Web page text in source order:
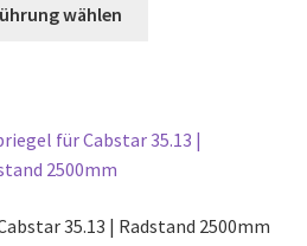
wählen
auf.
können
35.13 | Radstand 2500mm